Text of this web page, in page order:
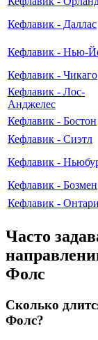
Кефлавик - Даллас
Кефлавик - Нью-
Кефлавик - Чикаго
Кефлавик - Лос-
Анджелес
Кефлавик - Бостон
Кефлавик - Сиэтл
Кефлавик -
Кефлавик - Бозмен
Кефлавик -
Часто
Фолс
Сколько
Фолс?